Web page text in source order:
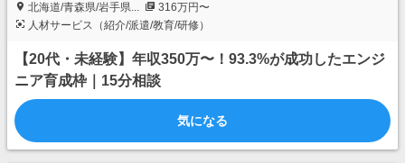
北海道/青森県/岩手県...
316万円〜
人材サービス（紹介/派遣/教育/研修）
【20代・未経験】年収350万〜！93.3%が成功したエンジ
ニア育成枠｜15分相談
気になる